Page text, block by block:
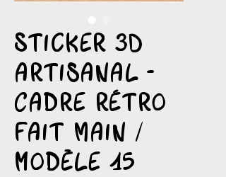
Sticker 3D
artisanal -
Cadre rétro
fait main /
Modèle 15